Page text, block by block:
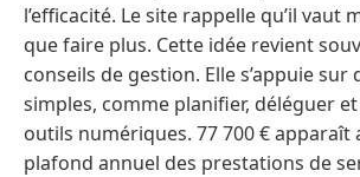
l’efficacité. Le site rappelle qu’il vaut
que faire plus. Cette idée revient
conseils de gestion. Elle s’appuie sur
simples, comme planifier, déléguer
outils numériques. 77 700 € apparaît
plafond annuel des prestations de